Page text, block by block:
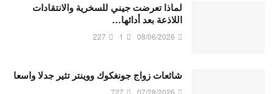
لماذا تعرضت جيني للسخرية والانتقادات
اللاذعة بعد أدائها…
08/06/2026
1
227
شائعات زواج جونغكوك ووينتر تثير جدلا واسعا